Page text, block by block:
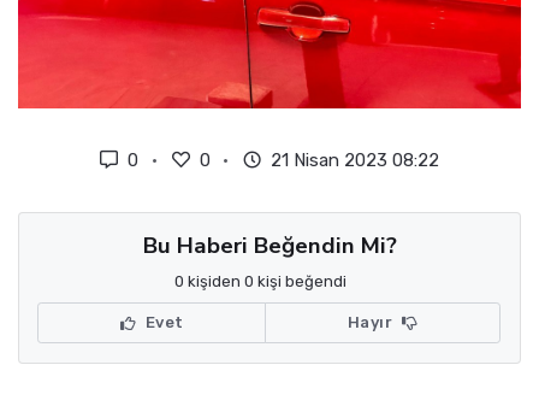
0 0 21 Nisan 2023 08:22
Bu Haberi Beğendin Mi?
0 kişiden 0 kişi beğendi
Evet Hayır